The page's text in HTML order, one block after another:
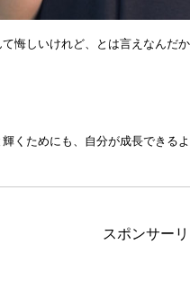
悔しいけれど、とは言えなんだ
くためにも、自分が成長できる
スポンサー